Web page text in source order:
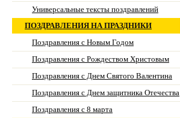
Универсальные тексты поздравлений
ПОЗДРАВЛЕНИЯ НА ПРАЗДНИКИ
Поздравления с Новым Годом
Поздравления с Рождеством Христовым
Поздравления с Днем Святого Валентина
Поздравления с Днем защитника Отечества
Поздравления с 8 марта